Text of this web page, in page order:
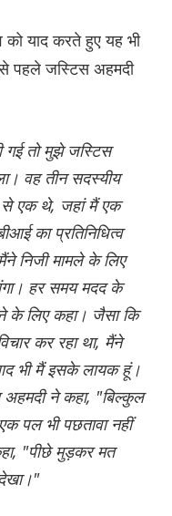
याद करते हुए यह भी
पहले जस्टिस अहमदी
गई तो मुझे जस्टिस
वह तीन सदस्यीय
से एक थे, जहां मैं एक
का प्रतिनिधित्व
निजी मामले के लिए
हर समय मदद के
के लिए कहा। जैसा कि
कर रहा था, मैंने
भी मैं इसके लायक हूं।
ने कहा, "बिल्कुल
भी पछतावा नहीं
"पीछे मुड़कर मत